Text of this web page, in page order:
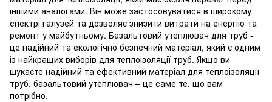
іншими аналогами. Він може застосовуватися в широкому
спектрі галузей та дозволяє знизити витрати на енергію та
ремонт у майбутньому. Базальтовий утеплювач для труб -
це надійний та екологічно безпечний матеріал, який є одним
із найкращих виборів для теплоізоляції труб. Якщо ви
шукаєте надійний та ефективний матеріал для теплоізоляції
труб, базальтовий утеплювач – це саме те, що вам
потрібно.